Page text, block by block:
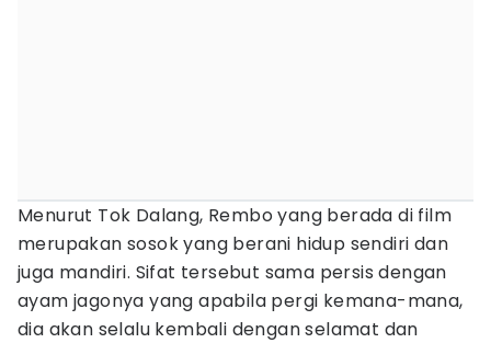
Menurut Tok Dalang, Rembo yang berada di film
merupakan sosok yang berani hidup sendiri dan
juga mandiri. Sifat tersebut sama persis dengan
ayam jagonya yang apabila pergi kemana-mana,
dia akan selalu kembali dengan selamat dan